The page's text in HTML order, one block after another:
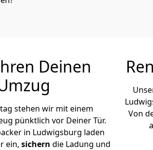
Deinen
stehen wir mit einem
pünktlich vor Deiner Tür.
in Ludwigsburg laden
ein, sichern die Ladung und
Von